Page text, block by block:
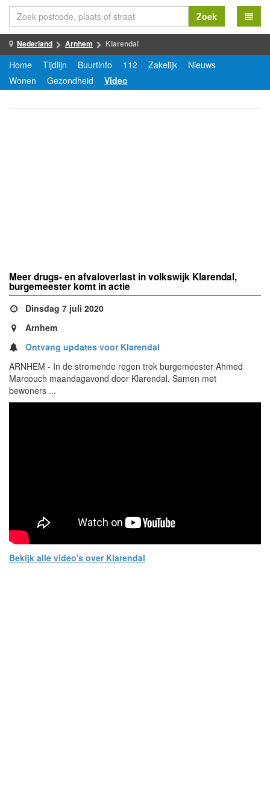
Zoek
Nederland Arnhem Klarendal
Home Tijdlijn Buurtinfo 112 Zakelijk
Nieuws
Wonen
Gezondheid Video
Meer drugs- en afvaloverlast in volkswijk Klarendal,
burgemeester komt in actie
Dinsdag 7 juli 2020
Arnhem
Ontvang updates voor Klarendal
ARNHEM - In de stromende regen trok burgemeester Ahmed
Marcouch maandagavond door Klarendal. Samen met
bewoners ...
Bekijk alle video's over Klarendal